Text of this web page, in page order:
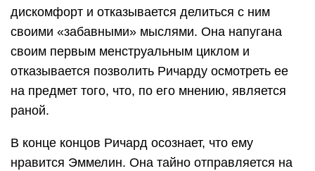
дискомфорт и отказывается делиться с ним
своими «забавными» мыслями. Она напугана
своим первым менструальным циклом и
отказывается позволить Ричарду осмотреть ее
на предмет того, что, по его мнению, является
раной.
В конце концов Ричард осознает, что ему
нравится Эммелин. Она тайно отправляется на